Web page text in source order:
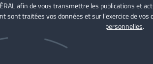
afin de vous transmettre les publications et
sont traitées vos données et sur l’exercice de
personnelles.